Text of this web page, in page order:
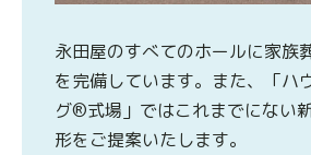
永田屋のすべてのホールに家族
を完備しています。また、「ハ
グ®式場」ではこれまでにない
形をご提案いたします。